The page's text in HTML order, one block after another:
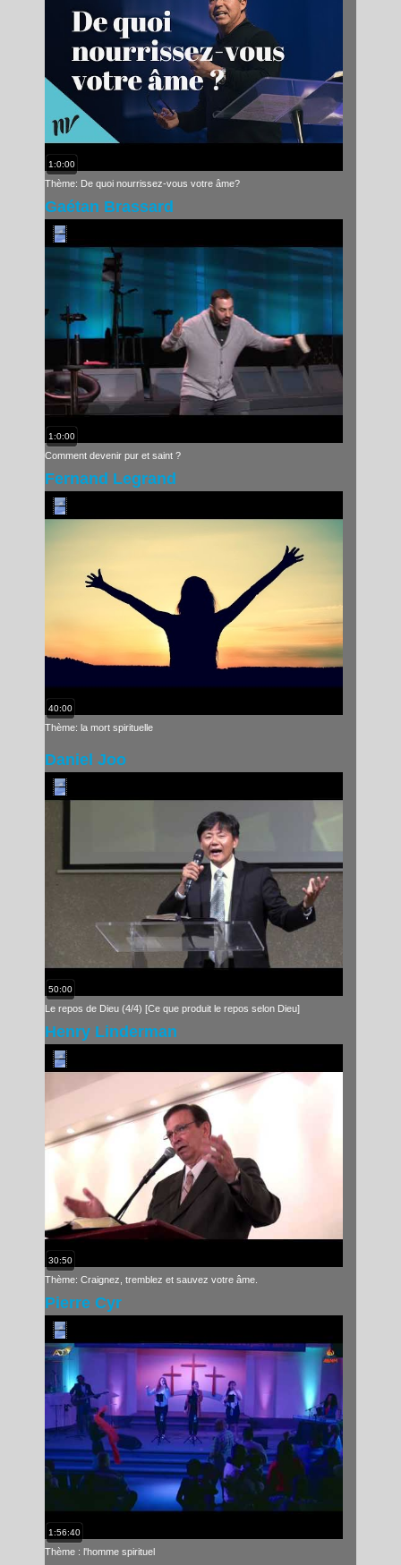
1:0:00
Thème: De quoi nourrissez-vous votre âme?
Gaétan Brassard
1:0:00
Comment devenir pur et saint ?
Fernand Legrand
40:00
Thème: la mort spirituelle
Daniel Joo
50:00
Le repos de Dieu (4/4) [Ce que produit le repos selon Dieu]
Henry Linderman
30:50
Thème: Craignez, tremblez et sauvez votre âme.
Pierre Cyr
1:56:40
Thème : l'homme spirituel